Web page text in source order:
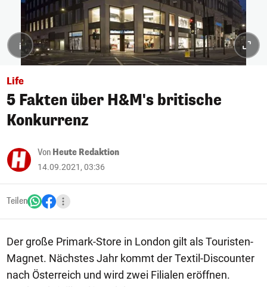
i
Life
5 Fakten über H&M's britische
Konkurrenz
Von Heute Redaktion
14.09.2021, 03:36
Teilen
Der große Primark-Store in London gilt als Touristen-
Magnet. Nächstes Jahr kommt der Textil-Discounter
nach Österreich und wird zwei Filialen eröffnen.